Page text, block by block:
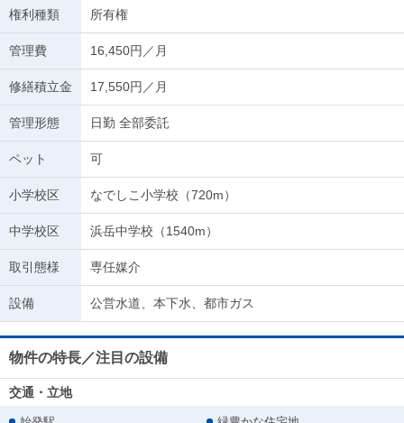
権利種類 所有権
管理費 16,450円／月
修繕積立金 17,550円／月
管理形態 日勤 全部委託
ペット 可
小学校区 なでしこ小学校（720m）
中学校区 浜岳中学校（1540m）
取引態様 専任媒介
設備 公営水道、本下水、都市ガス
物件の特長／注目の設備
交通・立地